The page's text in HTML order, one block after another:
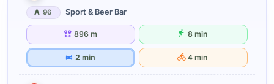
A 96 Sport & Beer Bar
896 m 8 min
2 min 4 min